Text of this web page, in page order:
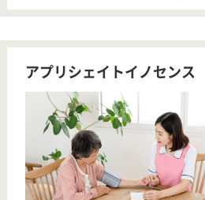
天神橋筋六
先端の医療技術と設備を備え、地域に貢献してお
介護職 パート(日勤のみ)
時給：1,200円〜
職種
介護職
給料多め 未経験OK
土日休み
育休・産休
駅徒歩10分以内